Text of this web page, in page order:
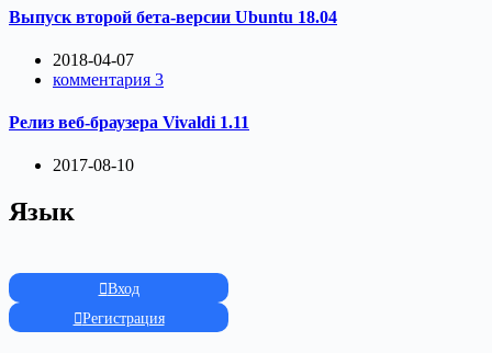
Выпуск второй бета-версии Ubuntu 18.04
2018-04-07
комментария 3
Релиз веб-браузера Vivaldi 1.11
2017-08-10
Язык
Вход
Регистрация